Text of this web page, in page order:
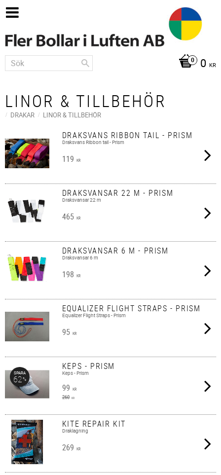
0 KR
LINOR & TILLBEHÖR
DRAKAR LINOR & TILLBEHÖR
DRAKSVANS RIBBON TAIL - PRISM
Draksvans Ribbon tail - Prism
119 KR
DRAKSVANSAR 22 M - PRISM
Draksvansar 22 m
465 KR
DRAKSVANSAR 6 M - PRISM
Draksvansar 6 m
198 KR
EQUALIZER FLIGHT STRAPS - PRISM
Equalizer Flight Straps - Prism
95 KR
KEPS - PRISM
Keps - Prism
99 KR
260 KR
SPARA
62%
KITE REPAIR KIT
Draklagning
269 KR